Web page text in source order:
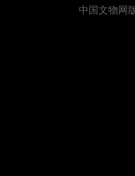
中国文物网